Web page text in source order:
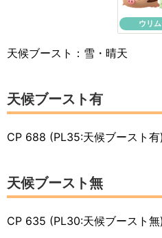
ウリ
天候ブースト：雪・晴天
天候ブースト有
CP 688 (PL35:天候ブースト有)
天候ブースト無
CP 635 (PL30:天候ブースト無)